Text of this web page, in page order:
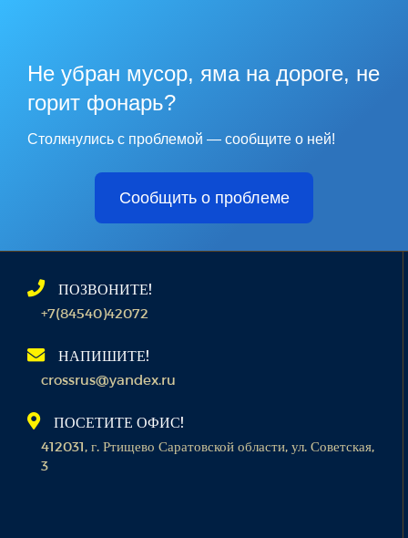
Не убран мусор, яма на дороге, не
горит фонарь?
Столкнулись с проблемой — сообщите о ней!
Сообщить о проблеме
ПОЗВОНИТЕ!
+7(84540)42072
НАПИШИТЕ!
crossrus@yandex.ru
ПОСЕТИТЕ ОФИС!
412031, г. Ртищево Саратовской области, ул. Советская,
3